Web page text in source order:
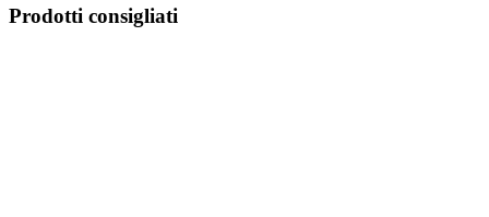
Prodotti consigliati